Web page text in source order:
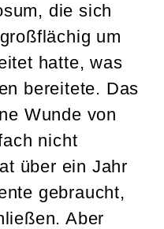
die sich
um
hatte, was
bereitete. Das
Wunde von
nicht
über ein Jahr
gebraucht,
Aber